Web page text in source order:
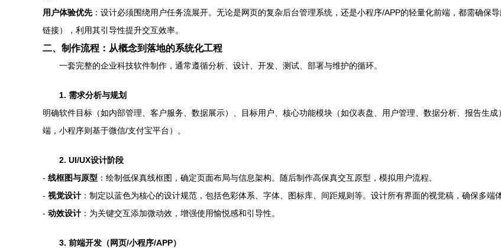
用户体验优先：设计必须围绕用户任务流展开。无论是网页的复杂后台管理系统，还是小程序/APP的轻量化前端，都需确保
链接），利用其引导性提升交互效率。
二、制作流程：从概念到落地的系统化工程
一套完整的企业科技软件制作，通常遵循分析、设计、开发、测试、部署与维护的循环。
1. 需求分析与规划
明确软件目标（如内部管理、客户服务、数据展示）、目标用户、核心功能模块（如仪表盘、用户管理、数据分析、报告生
端，小程序则基于微信/支付宝平台）。
2. UI/UX设计阶段
- 线框图与原型 ：绘制低保真线框图，确定页面布局与信息架构。随后制作高保真交互原型，模拟用户流程。
- 视觉设计 ：制定以蓝色为核心的设计规范，包括色彩体系、字体、图标库、间距规则等。设计所有界面的视觉稿，确保多端
- 动效设计 ：为关键交互添加微动效，增强使用愉悦感和引导性。
3. 前端开发（网页/小程序/APP）